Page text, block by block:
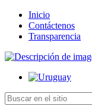
Inicio
Contáctenos
Transparencia